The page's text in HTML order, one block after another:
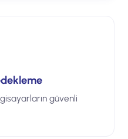
güvenli